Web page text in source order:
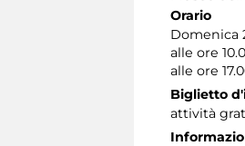
Orario
Domenica
alle ore
alle ore
Biglietto
attività